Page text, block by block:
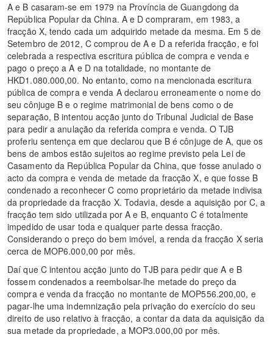
A e B casaram-se em 1979 na Província de Guangdong da
República Popular da China. A e D compraram, em 1983, a
fracção X, tendo cada um adquirido metade da mesma. Em 5 de
Setembro de 2012, C comprou de A e D a referida fracção, e foi
celebrada a respectiva escritura pública de compra e venda e
pago o preço a A e D na totalidade, no montante de
HKD1.080.000,00. No entanto, como na mencionada escritura
pública de compra e venda A declarou erroneamente o nome do
seu cônjuge B e o regime matrimonial de bens como o de
separação, B intentou acção junto do Tribunal Judicial de Base
para pedir a anulação da referida compra e venda. O TJB
proferiu sentença em que declarou que B é cônjuge de A, que os
bens de ambos estão sujeitos ao regime previsto pela Lei de
Casamento da República Popular da China, que fosse anulado o
acto da compra e venda de metade da fracção X, e que fosse B
condenado a reconhecer C como proprietário da metade indivisa
da propriedade da fracção X. Todavia, desde a aquisição por C, a
fracção tem sido utilizada por A e B, enquanto C é totalmente
impedido de usar toda e qualquer parte dessa fracção.
Considerando o preço do bem imóvel, a renda da fracção X seria
cerca de MOP6.000,00 por mês.
Daí que C intentou acção junto do TJB para pedir que A e B
fossem condenados a reembolsar-lhe metade do preço da
compra e venda da fracção no montante de MOP556.200,00, e
pagar-lhe uma indemnização pela privação do exercício do seu
direito de uso relativo à fracção, a contar da data da aquisição da
sua metade da propriedade, a MOP3.000,00 por mês.